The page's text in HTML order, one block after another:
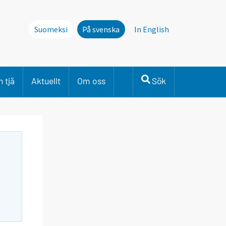
Suomeksi På svenska In English
tjä Aktuellt Om oss Sök